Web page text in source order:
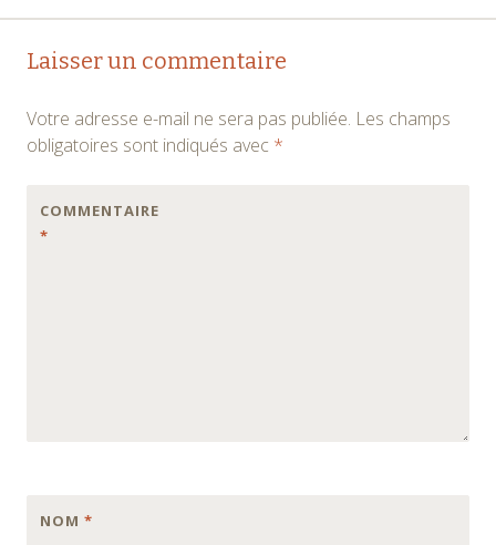
Navigation
articles
Laisser un commentaire
Votre adresse e-mail ne sera pas publiée. Les champs
obligatoires sont indiqués avec *
COMMENTAIRE
*
NOM *